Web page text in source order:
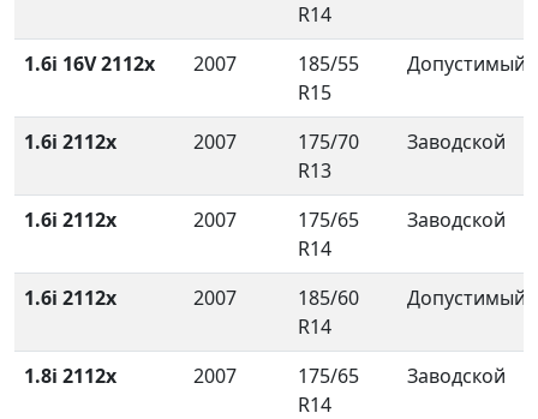
R14
1.6i 16V 2112x 2007
185/55
R15
Допустимый
1.6i 2112x 2007
175/70
R13
Заводской
1.6i 2112x 2007
175/65
R14
Заводской
1.6i 2112x 2007
185/60
R14
Допустимый
1.8i 2112x 2007
175/65
R14
Заводской